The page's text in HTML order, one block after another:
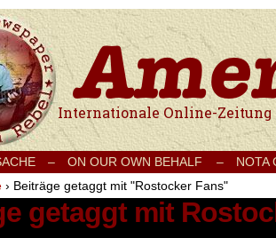
Internationale Onlinezeitung für Frieden,
– ON OUR OWN BEHALF –
NOTA
› Beiträge getaggt mit "Rostocker Fans"
getaggt mit